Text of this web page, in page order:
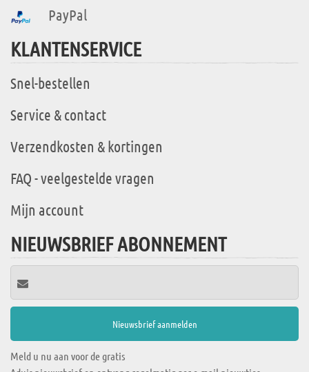
PayPal
KLANTENSERVICE
Snel-bestellen
Service & contact
Verzendkosten & kortingen
FAQ - veelgestelde vragen
Mijn account
NIEUWSBRIEF ABONNEMENT
Meld u nu aan voor de gratis